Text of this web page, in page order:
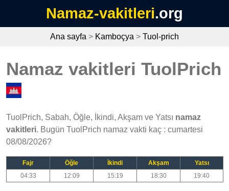
Namaz-vakitleri.org
Ana sayfa > Kamboçya > Tuol-prich
Namaz vakitleri TuolPrich
TuolPrich, Sabah, Öğle, İkindi, Akşam ve Yatsı namaz
vakitleri. Bugün TuolPrich namaz vakti kaç : cumartesi
08/08/2026?
Fajr Öğle İkindi Akşam
Yatsı
04:33
12:09 15:19 18:30 19:40